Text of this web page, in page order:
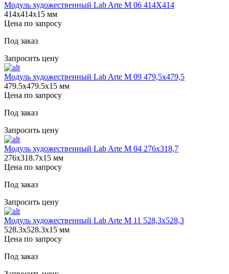
Модуль художественный Lab Arte М 06 414Х414
414х414х15 мм
Цена по запросу
Под заказ
Запросить цену
Модуль художественный Lab Arte М 09 479,5х479,5
479.5х479.5х15 мм
Цена по запросу
Под заказ
Запросить цену
Модуль художественный Lab Arte М 04 276х318,7
276х318.7х15 мм
Цена по запросу
Под заказ
Запросить цену
Модуль художественный Lab Arte М 11 528,3х528,3
528.3х528.3х15 мм
Цена по запросу
Под заказ